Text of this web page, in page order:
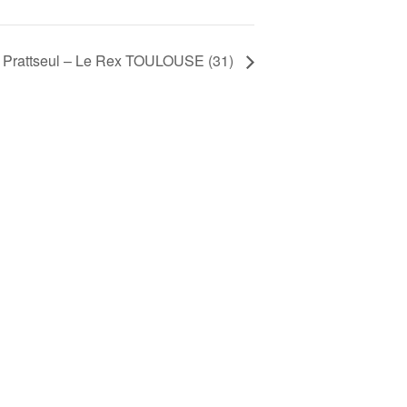
– Le Rex TOULOUSE (31)